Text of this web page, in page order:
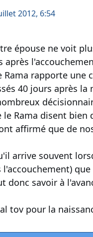
2012, 6:54
épouse ne voit
après
Rama rapporte une
40 jours après
Rama disent bien
affirmé que de
arrive souvent
l'accouchement)
donc savoir à
tov pour la